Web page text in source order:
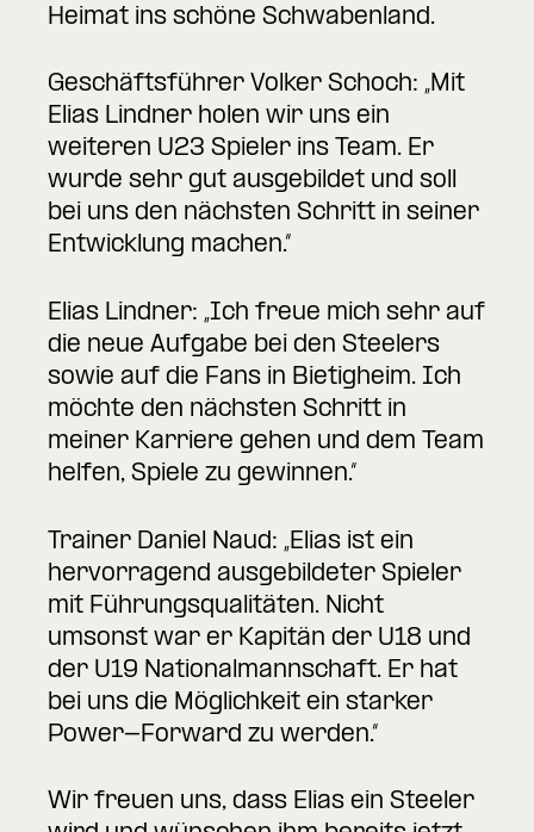
Heimat ins schöne Schwabenland.
Geschäftsführer Volker Schoch: „Mit
Elias Lindner holen wir uns ein
weiteren U23 Spieler ins Team. Er
wurde sehr gut ausgebildet und soll
bei uns den nächsten Schritt in seiner
Entwicklung machen.“
Elias Lindner: „Ich freue mich sehr auf
die neue Aufgabe bei den Steelers
sowie auf die Fans in Bietigheim. Ich
möchte den nächsten Schritt in
meiner Karriere gehen und dem Team
helfen, Spiele zu gewinnen.“
Trainer Daniel Naud: „Elias ist ein
hervorragend ausgebildeter Spieler
mit Führungsqualitäten. Nicht
umsonst war er Kapitän der U18 und
der U19 Nationalmannschaft. Er hat
bei uns die Möglichkeit ein starker
Power-Forward zu werden.“
Wir freuen uns, dass Elias ein Steeler